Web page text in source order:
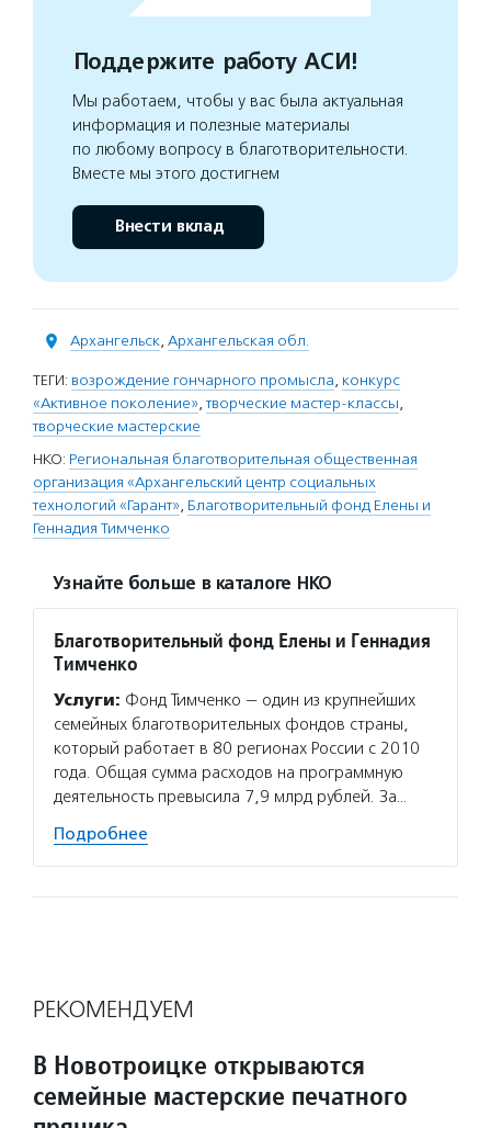
Поддержите работу АСИ!
Мы работаем, чтобы у вас была актуальная
информация и полезные материалы
по любому вопросу в благотворительности.
Вместе мы этого достигнем
Внести вклад
Архангельск, Архангельская обл.
ТЕГИ: возрождение гончарного промысла, конкурс
«Активное поколение»,творческие мастер-классы,
творческие мастерские
НКО: Региональная благотворительная общественная
организация «Архангельский центр социальных
технологий «Гарант», Благотворительный фонд Елены и
Геннадия Тимченко
Узнайте больше в каталоге НКО
Благотворительный фонд Елены и Геннадия
Тимченко
Услуги: Фонд Тимченко — один из крупнейших
семейных благотворительных фондов страны,
который работает в 80 регионах России с 2010
года. Общая сумма расходов на программную
деятельность превысила 7,9 млрд рублей. За…
Подробнее
РЕКОМЕНДУЕМ
В Новотроицке открываются
семейные мастерские печатного